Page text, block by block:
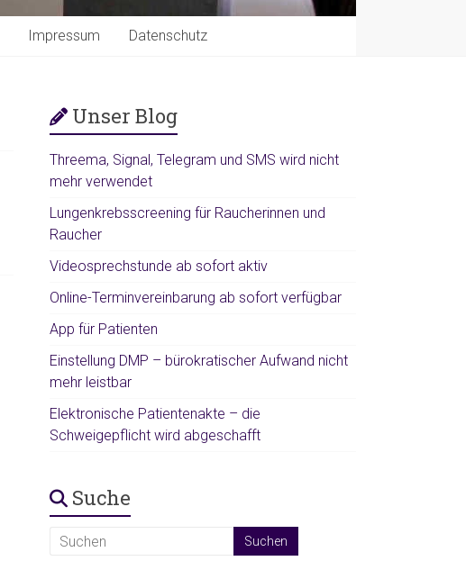
Impressum Datenschutz
Unser Blog
Threema, Signal, Telegram und SMS wird nicht
mehr verwendet
Lungenkrebsscreening für Raucherinnen und
Raucher
Videosprechstunde ab sofort aktiv
Online-Terminvereinbarung ab sofort verfügbar
App für Patienten
Einstellung DMP – bürokratischer Aufwand nicht
mehr leistbar
Elektronische Patientenakte – die
Schweigepflicht wird abgeschafft
Suche